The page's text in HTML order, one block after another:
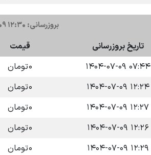
بروزرسانی: ۱۲:۳۰ ۰۹-۰۷-۱۴۰۴
تاریخ بروزرسانی
قیمت
۰۷:۴۴ ۱۴۰۴-۰۷-۰۹ ۰تومان
۱۲:۲۴ ۱۴۰۴-۰۷-۰۹ ۰تومان
۱۲:۲۷ ۱۴۰۴-۰۷-۰۹ ۰تومان
۱۲:۲۶ ۱۴۰۴-۰۷-۰۹ ۰تومان
۱۲:۲۹ ۱۴۰۴-۰۷-۰۹ ۰تومان